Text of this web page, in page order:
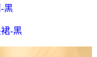
費
務-未滿則另收 $120 元物
黑
-黑